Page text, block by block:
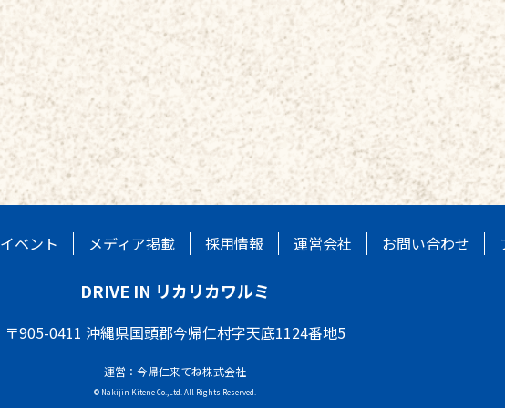
イベント メディア掲載 採用情報 運営会社 お問い合わせ
DRIVE IN リカリカワルミ
〒905-0411 沖縄県国頭郡今帰仁村字天底1124番地5
運営：今帰仁来てね株式会社
© Nakijin Kitene Co.,Ltd. All Rights Reserved.